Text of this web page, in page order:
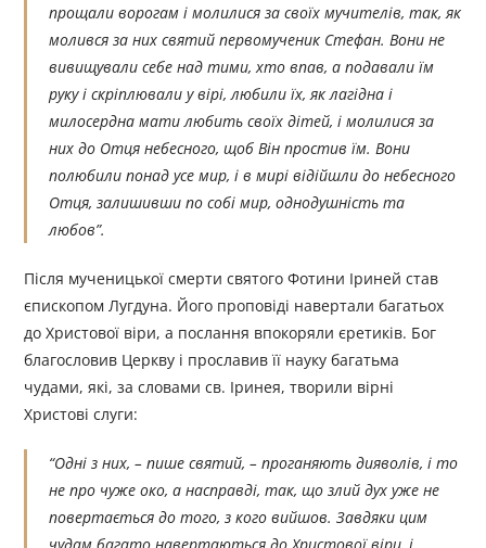
прощали ворогам і молилися за своїх мучителів, так, як
молився за них святий первомученик Стефан. Вони не
вивищували себе над тими, хто впав, а подавали їм
руку і скріплювали у вірі, любили їх, як лагідна і
милосердна мати любить своїх дітей, і молилися за
них до Отця небесного, щоб Він простив їм. Вони
полюбили понад усе мир, і в мирі відійшли до небесного
Отця, залишивши по собі мир, однодушність та
любов”.
Після мученицької смерти святого Фотини Іриней став
єпископом Лугдуна. Його проповіді навертали багатьох
до Христової віри, а послання впокоряли єретиків. Бог
благословив Церкву і прославив її науку багатьма
чудами, які, за словами св. Іринея, творили вірні
Христові слуги:
“Одні з них, – пише святий, – проганяють дияволів, і то
не про чуже око, а насправді, так, що злий дух уже не
повертається до того, з кого вийшов. Завдяки цим